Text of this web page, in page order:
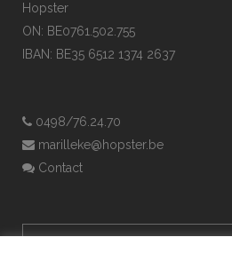
Hopster
ON: BE0761.502.755
IBAN: BE35 6512 1374 2637
0498/76.24.70
marilleke@hopster.be
Contact